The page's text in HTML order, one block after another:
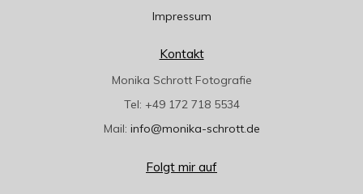
Impressum
Kontakt
Monika Schrott Fotografie
Tel: +49 172 718 5534
Mail: info@monika-schrott.de
Folgt mir auf